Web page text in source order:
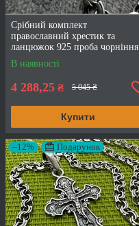
Срібний комплект
православний хрестик та
ланцюжок 925 проба чорніння
В наявності
4 288,25 ₴ 5 045 ₴
Купити
–12% Подарунок